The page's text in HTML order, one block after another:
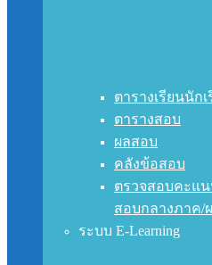
ตารางเรียนนัก
ตารางสอบ
ผลสอบ
คลังข้อสอบ
ตรวจสอบคะแ
สอบกลางภาค/
ระบบ E-Learning